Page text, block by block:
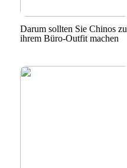
Darum sollten Sie Chinos zu
ihrem Büro-Outfit machen